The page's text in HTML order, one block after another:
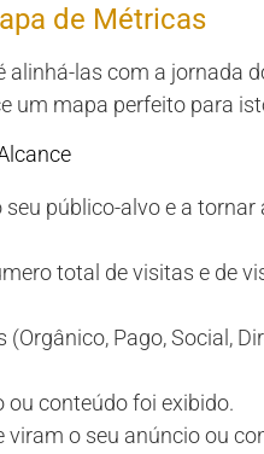
de Métricas
las com a jornada
um mapa perfeito para
público-alvo e a tornar
total de visitas e de
Pago, Social,
ou conteúdo foi exibido.
viram o seu anúncio ou